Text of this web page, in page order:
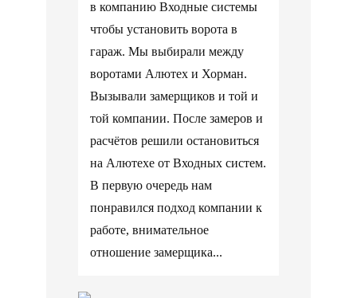
в компанию Входные системы
чтобы установить ворота в
гараж. Мы выбирали между
воротами Алютех и Хорман.
Вызывали замерщиков и той и
той компании. После замеров и
расчётов решили остановиться
на Алютехе от Входных систем.
В первую очередь нам
понравился подход компании к
работе, внимательное
отношение замерщика...